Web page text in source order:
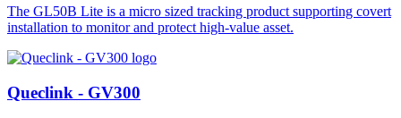
The GL50B Lite is a micro sized tracking product supporting covert
installation to monitor and protect high-value asset.
Queclink - GV300